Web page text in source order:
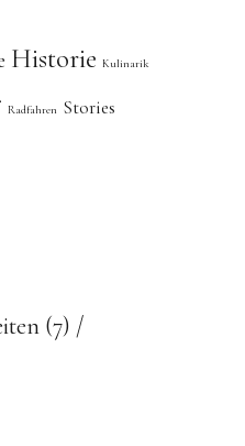
Historie Kulinarik
Radfahren Stories
(7)